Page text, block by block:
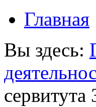
Главная
Вы здесь:
сервитута